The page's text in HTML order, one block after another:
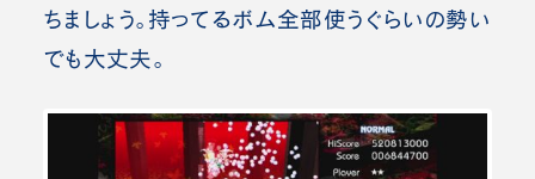
ちましょう。持ってるボム全部使うぐらいの勢い
でも大丈夫。